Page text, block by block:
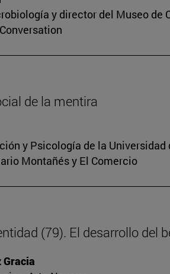
y director del Museo de
de la mentira
y Psicología de la Universidad
Montañés y El Comercio
(79). El desarrollo del
Gracia